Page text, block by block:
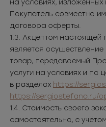
на условиях,
Покупатель совместно
договора оферты.
1.3. Акцептом
является
товар, передаваемый
услуги на условиях и по
в разделах https://
https://sergiostefano.ru/
1.4. Стоимость своего
самостоятельно, с